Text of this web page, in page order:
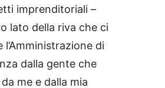
imprenditoriali –
lato della riva che ci
di
dalla gente che
me e dalla mia